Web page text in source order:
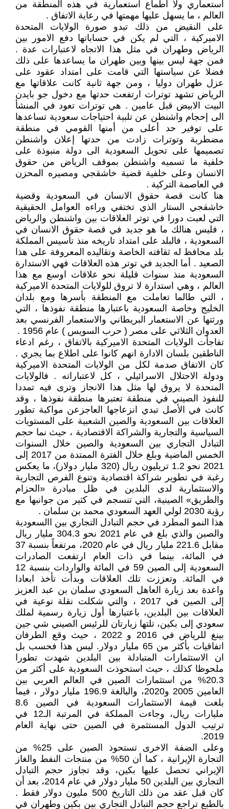
استعماري ولا أطماع استعمارية في هذه المنطقة من
العالم ، ما يسهل عليها مهمتها في رعاية الاتفاق .
على النقيض من ذلك تبدو صورة الولايات المتحدة
الاميركية ، التي لم يكن في حساباتها دفع الامور بين
الرياض وطهران في مثل هذا الاتجاه لاعتبارات عدة .
فمن جهة ليس بينها وبين طهران ما يساعدها على ذلك
فضلا عن سياستها التي قامت على امتداد عقود على
عزل طهران دوليا ، ومن جهة ثانية كانت علاقاتها مع
الرياض تشهد توترات ارتفعت حدتها مع دخول جو بايدن
البيت الابيض قبل عامين . هي توترات تعود في المنشأ
الى إحجام واشنطن عن تلبية احتياجات سعودية تساعدها
على توفير حد أعلى من أمنها القومي في منطقة
مضطربة وتوترات زادت من حدتها إعلان واشنطن
تصميمها على تحويل السعودية الى دولة منبوذة على
خلفية ما تسميه واشنطن بموقف الرياض من حقوق
الانسان وعلى خلفية قضية خاشقجي ومصيره المحزن
في العاصمة التركية .
هنا كانت قصة حقوق الانسان في السعودية وقضية
خاشقجي الستار الذي تختفي وراءه العوامل الحقيقية
التي لعبت دورا في توتر العلاقات بين واشنطن والرياض
، فليس هنالك ما هو جديد في قصة حقوق الانسان في
السعودية ، فالبلد على امتداد تاريخه منذ تأسيس المملكة
بلد محافظ له ثقافته الخاصة وتقاليده المعروفة على هذا
الصعيد . أما الجديد في توتر هذه العلاقات فهي الاستدارة
السعودية منذ سنوات قليلة نحو علاقات اوسع مع هذا
العالم ، وهي استدارة لا تروق للولايات المتحدة الاميركية
، التي طالما تعاملت مع المنطقة بأسرها ومع بلدان
الخليج وخاصة السعودية باعتبارها منطقة نفوذها ، التي
ورثتها عن الاستعمار البريطاني والاستعمار الفرنسي بعد
العدوان الثلاثي على مصر ( حرب السويس ) عام 1956 .
تفاجأت الولايات المتحدة الاميركية بالاتفاق ، رغم ادعاء
الناطقين بلسان الادارة انهم كانوا على اطلاع بما يجري .
كان الاتفاق صدمة لكل من الولايات المتحدة الاميركية
ودولة الاحتلال الاسرائيلي ، كل لاعتباراته . فالولايات
المتحدة لا يروق لها مثل هذا الانجاز وترى فيه تمددا
للنفوذ الصيني في منطقة تعتبرها منطقة نفوذها ، وقد
كانت في الأصل تبدي انزعاجها العاجزعن مواكبة تطور
العلاقات بين السعودية والصين الشعبية على المستويات
السياسية والتجارية والشراكة الاقتصادية ، حيث نما حجم
التبادل التجاري بين السعودية والصين خلال السنوات
الخمس الماضية وبلغ خلال الفترة الممتدة من 2017 إلى
2021 نحو 1.2 تريليون ريال (320 مليار دولار)، ما يعكس
رغبة في تطوير شراكة اقتصادية وتنوع الفرص التجارية
والاستثمارية لدى البلدين في ظل مبادرة «الحزام
والطريق» الصينية، التي تنسجم في كثير من جوانبها مع
رؤية 2030 لولي العهد السعودي محمد بن سلمان .
هذا النمو المطرد في حجم التبادل التجاري بين االسعودية
والصين والذي بلغ في عام 2021 نحو 304.3 مليار ريال
مقابل 221.6 مليار ريال في عام 2020، مرتفعاً بنسبة 37
في المائة، بينما في ذات العام ارتفعت الصادرات
السعودية إلى الصين 59 في المائة والواردات بنسبة 12
في المائة. وتعززت تلك العلاقات وبدأت تأخذ ابعادا
واعدة بعد زيارة العاهل السعودي سلمان بن عبد العزيز
إلى الصين في 2017 ، والتي شكلت نقلة نوعية في
العلاقات بين البلدين، باعتبارها أول زيارة رسمية لملك
سعودي إلى بكين، تلتها زيارتان للرئيس الصيني شي جين
بينغ للرياض في 2016 و 2022 ، حيث وقع الطرفان
اتفاقيات بأكثر من 65 مليار دولار. ليس هذا فحسب بل
ان الاستثمارات المتبادلة بين البلدين شهدت تطورا
ملحوظا كذلك ، حيث استحوذت السعودية على أكثر من
20.3% من استثمارات الصين في العالم العربي بين
العامين 2005 و2020، والبالغة 196.9 مليار دولار ، فيما
بلغت قيمة الاستثمارات السعودية في الصين 8.6
مليارات ريال، وجاءت المملكة في المرتبة الـ12 في
ترتيب الدول المستثمرة في الصين حتى نهاية العام
2019.
وعلى الضفة الاخرى تستحوذ الصين على 25% من
التجارة الإيرانية ، كما أن 50% من منتجات النفط والغاز
الإيراني تحصل عليها بكين، وقد تجاوز حجم التبادل
التجاري بين البلدين 50 مليار دولار في عام 2014، بعد أن
كان قبل عقد من ذلك التاريخ 500 مليون دولار فقط .
بالطبع تراجع حجم التبادل التجاري بين بكين وطهران في